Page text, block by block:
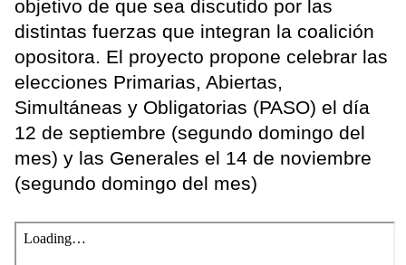
objetivo de que sea discutido por las
distintas fuerzas que integran la coalición
opositora. El proyecto propone celebrar las
elecciones Primarias, Abiertas,
Simultáneas y Obligatorias (PASO) el día
12 de septiembre (segundo domingo del
mes) y las Generales el 14 de noviembre
(segundo domingo del mes)